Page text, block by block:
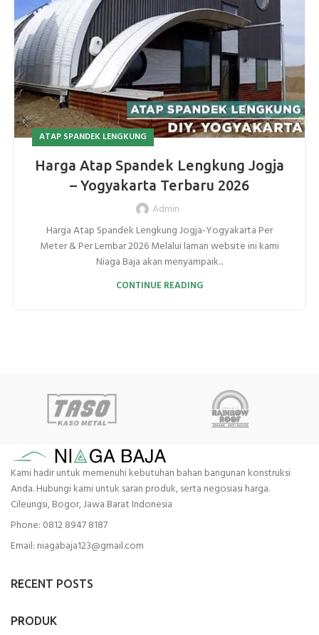
ATAP SPANDEK LENGKUNG
Harga Atap Spandek Lengkung Jogja
– Yogyakarta Terbaru 2026
Admin
Harga Atap Spandek Lengkung Jogja-Yogyakarta Per
Meter & Per Lembar 2026 Melalui laman website ini kami
Niaga Baja akan menyampaik...
CONTINUE READING
Kami hadir untuk memenuhi kebutuhan bahan bangunan konstruksi
Anda. Hubungi kami untuk saran produk, serta negosiasi harga.
Cileungsi, Bogor, Jawa Barat Indonesia
Phone: 0812 8947 8187
Email: niagabaja123@gmail.com
RECENT POSTS
PRODUK